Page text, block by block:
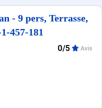
- 9 pers, Terrasse,
457-181
0/5 Avis